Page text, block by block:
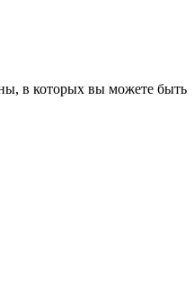
в которых вы можете быть